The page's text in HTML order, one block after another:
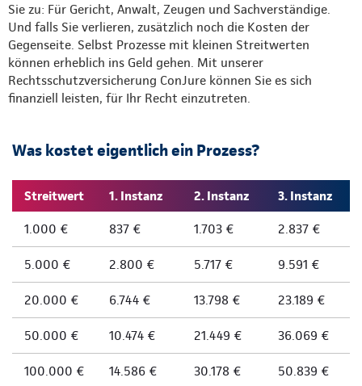
Sie zu: Für Gericht, Anwalt, Zeugen und Sachverständige.
Und falls Sie verlieren, zusätzlich noch die Kosten der
Gegenseite. Selbst Prozesse mit kleinen Streitwerten
können erheblich ins Geld gehen. Mit unserer
Rechtsschutzversicherung ConJure können Sie es sich
finanziell leisten, für Ihr Recht einzutreten.
Was kostet eigentlich ein Prozess?
Streitwert 1. Instanz 2. Instanz 3. Instanz
1.000 € 837 € 1.703 € 2.837 €
5.000 € 2.800 € 5.717 € 9.591 €
20.000 € 6.744 € 13.798 € 23.189 €
50.000 € 10.474 € 21.449 € 36.069 €
100.000 € 14.586 € 30.178 € 50.839 €